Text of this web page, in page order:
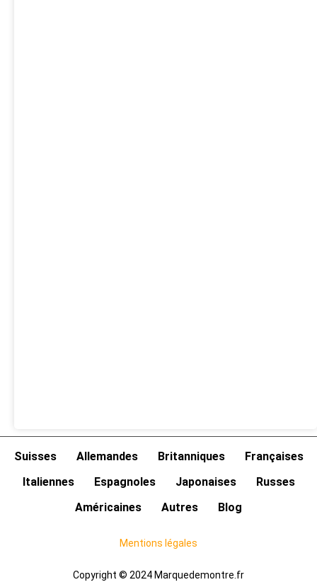
Suisses Allemandes Britanniques
Françaises
Italiennes
Espagnoles Japonaises
Russes
Américaines
Autres Blog
Mentions légales
Copyright © 2024 Marquedemontre.fr